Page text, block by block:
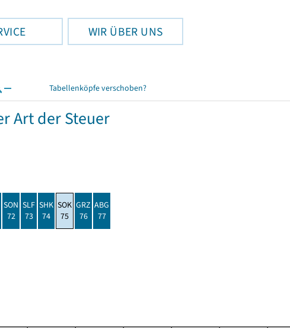
WIR ÜBER UNS
Tabellenköpfe verschoben?
Art der Steuer
SON
72
SLF
73
SHK
74
SOK
75
GRZ
76
ABG
77